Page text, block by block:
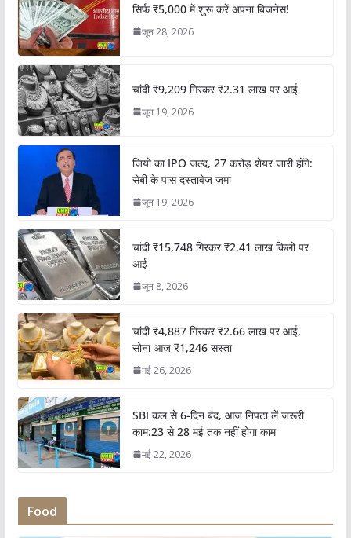
सिर्फ ₹5,000 में शुरू करें अपना बिजनेस!
जून 28, 2026
चांदी ₹9,209 गिरकर ₹2.31 लाख पर आई
जून 19, 2026
जियो का IPO जल्द, 27 करोड़ शेयर जारी होंगे:
सेबी के पास दस्तावेज जमा
जून 19, 2026
चांदी ₹15,748 गिरकर ₹2.41 लाख किलो पर
आई
जून 8, 2026
चांदी ₹4,887 गिरकर ₹2.66 लाख पर आई,
सोना आज ₹1,246 सस्ता
मई 26, 2026
SBI कल से 6-दिन बंद, आज निपटा लें जरूरी
काम:23 से 28 मई तक नहीं होगा काम
मई 22, 2026
Food